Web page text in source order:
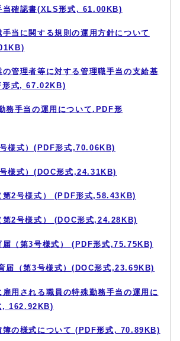
当確認書(XLS形式, 61.00KB)
当に関する規則の運用方針について
の管理者等に対する管理職手当の支給基
形式, 67.02KB)
務手当の運用について.PDF形
様式）(PDF形式,70.06KB)
様式）(DOC形式,24.31KB)
第2号様式） (PDF形式,58.43KB)
第2号様式） (DOC形式,24.28KB)
届（第3号様式） (PDF形式,75.75KB)
届（第3号様式）(DOC形式,23.69KB)
用される職員の特殊勤務手当の運用に
, 162.92KB)
簿の様式について (PDF形式, 70.89KB)